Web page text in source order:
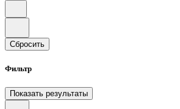
Сбросить
Фильтр
Показать результаты